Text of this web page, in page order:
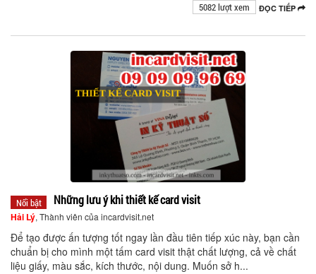
ĐỌC TIẾP
5082 lượt xem
Nổi bật Những lưu ý khi thiết kế card visit
Hải Lý, Thành viên của incardvisit.net
Để tạo được ấn tượng tốt ngay lần đầu tiên tiếp xúc này, bạn cần
chuẩn bị cho mình một tấm card visit thật chất lượng, cả về chất
liệu giấy, màu sắc, kích thước, nội dung. Muốn sở h...